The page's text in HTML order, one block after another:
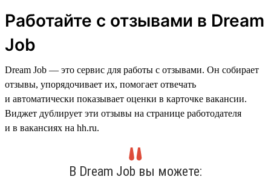
Работайте с отзывами в Dream
Job
Dream Job — это сервис для работы с отзывами. Он собирает
отзывы, упорядочивает их, помогает отвечать
и автоматически показывает оценки в карточке вакансии.
Виджет дублирует эти отзывы на странице работодателя
и в вакансиях на hh.ru.
В Dream Job вы можете: